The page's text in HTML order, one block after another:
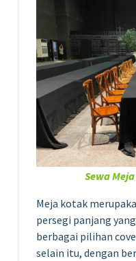
Sewa
Meja kotak
persegi panjang
berbagai pilihan
selain itu, dengan